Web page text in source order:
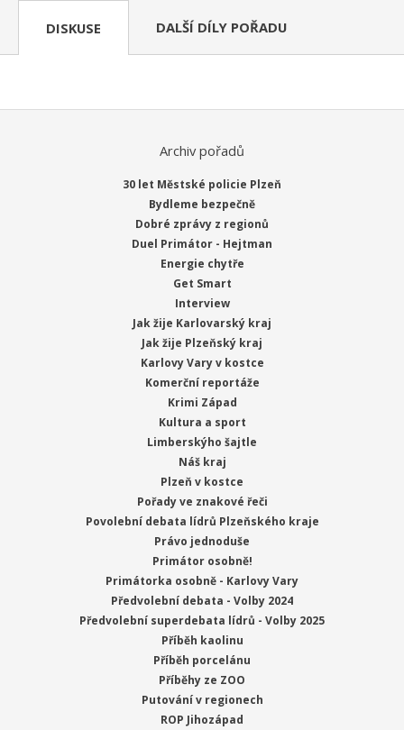
DISKUSE DALŠÍ DÍLY POŘADU
Archiv pořadů
30 let Městské policie Plzeň
Bydleme bezpečně
Dobré zprávy z regionů
Duel Primátor - Hejtman
Energie chytře
Get Smart
Interview
Jak žije Karlovarský kraj
Jak žije Plzeňský kraj
Karlovy Vary v kostce
Komerční reportáže
Krimi Západ
Kultura a sport
Limberskýho šajtle
Náš kraj
Plzeň v kostce
Pořady ve znakové řeči
Povolební debata lídrů Plzeňského kraje
Právo jednoduše
Primátor osobně!
Primátorka osobně - Karlovy Vary
Předvolební debata - Volby 2024
Předvolební superdebata lídrů - Volby 2025
Příběh kaolinu
Příběh porcelánu
Příběhy ze ZOO
Putování v regionech
ROP Jihozápad